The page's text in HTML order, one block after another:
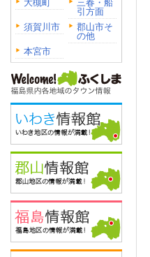
大槻町
三春・船
引方面
須賀川市
郡山市そ
の他
本宮市